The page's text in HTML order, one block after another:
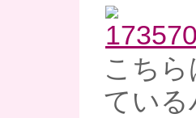
こち
ている